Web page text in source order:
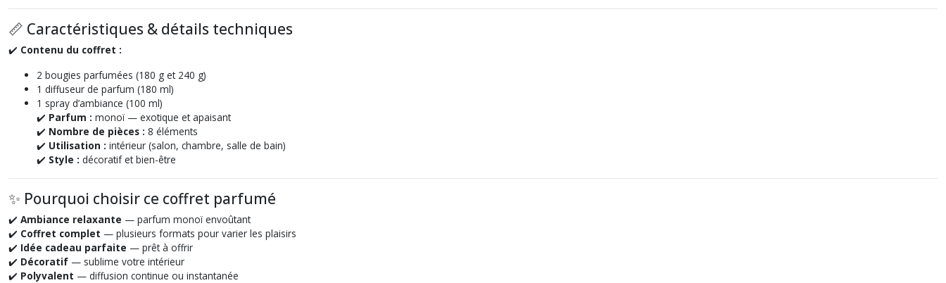
📏 Caractéristiques & détails techniques
✔️ Contenu du coffret :
2 bougies parfumées (180 g et 240 g)
1 diffuseur de parfum (180 ml)
1 spray d’ambiance (100 ml)
✔️ Parfum : monoï — exotique et apaisant
✔️ Nombre de pièces : 8 éléments
✔️ Utilisation : intérieur (salon, chambre, salle de bain)
✔️ Style : décoratif et bien-être
✨ Pourquoi choisir ce coffret parfumé
✔️ Ambiance relaxante — parfum monoï envoûtant
✔️ Coffret complet — plusieurs formats pour varier les plaisirs
✔️ Idée cadeau parfaite — prêt à offrir
✔️ Décoratif — sublime votre intérieur
✔️ Polyvalent — diffusion continue ou instantanée